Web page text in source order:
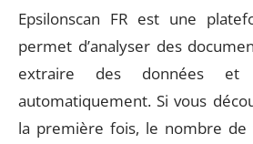
Epsilonscan FR est une
permet d’analyser des
extraire des données
automatiquement. Si vous
la première fois, le nombre de